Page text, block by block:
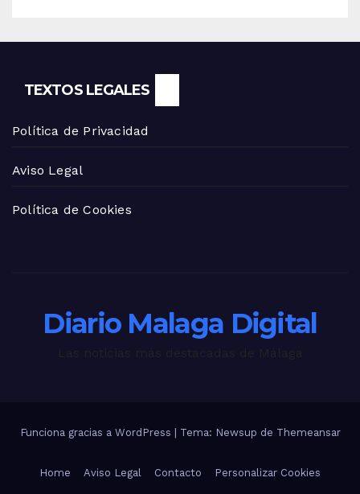
TEXTOS LEGALES
Política de Privacidad
Aviso Legal
Política de Cookies
Diario Malaga Digital
Funciona gracias a WordPress Tema: Newsup de Themeansar
Home Aviso Legal Contacto Personalizar Cookies